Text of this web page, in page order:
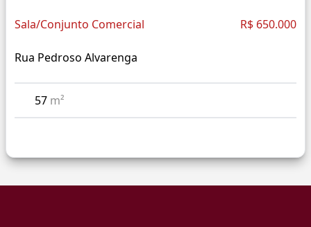
Sala/Conjunto Comercial R$ 650.000
Rua Pedroso Alvarenga
57 m²